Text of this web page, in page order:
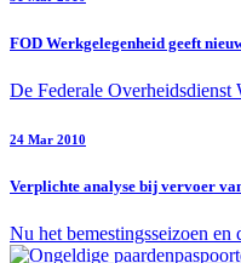
FOD Werkgelegenheid geeft
De Federale
24 Mar 2010
Verplichte analyse bij vervoer
Nu het bemestingsseizoen